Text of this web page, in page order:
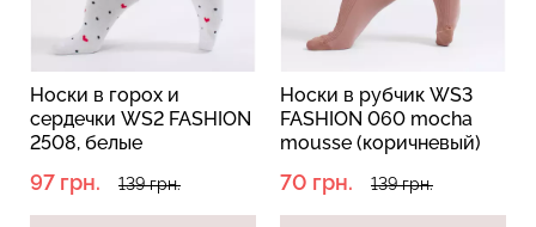
Носки в горох и
сердечки WS2 FASHION
2508, белые
97 грн. 139 грн.
Носки в рубчик WS3
FASHION 060 mocha
mousse (коричневый)
70 грн. 139 грн.
Топ на бретелях в рубчик
CAMI TOP RIB white
(белый) Giulia
STRING BRIEFS (черный)
Giulia